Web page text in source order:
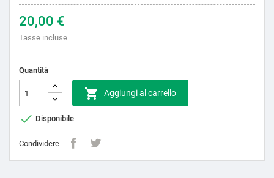
20,00 €
Tasse incluse
Quantità
 Aggiungi al carrello
 Disponibile
Condividere